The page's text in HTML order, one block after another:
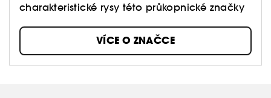
charakteristické rysy této průkopnické značky
VÍCE O ZNAČCE